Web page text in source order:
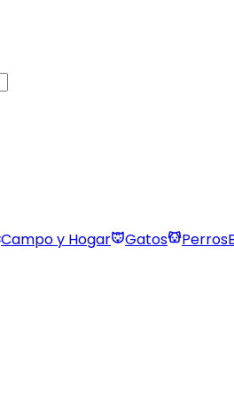
Campo y Hogar Gatos Perros